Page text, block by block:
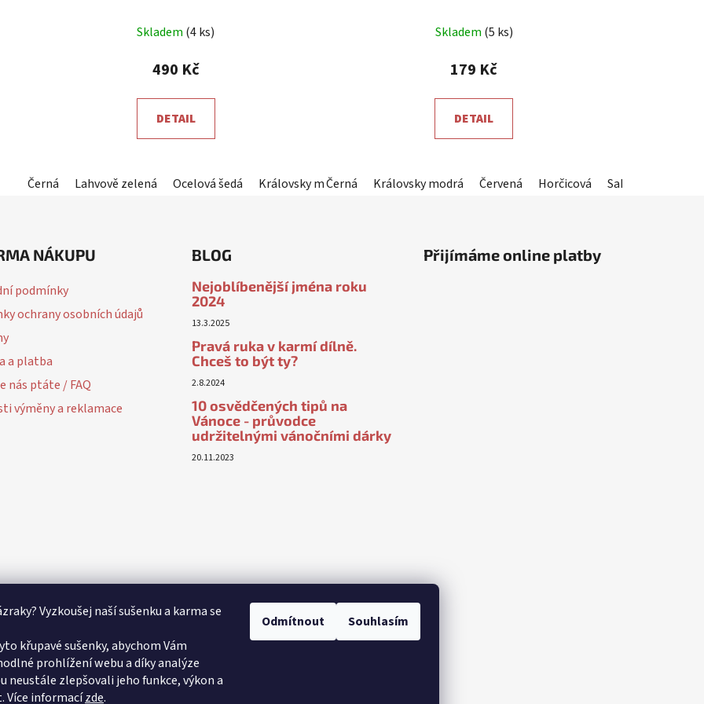
Vyzkoušej naší sušenku a karma se
křupavé sušenky, abychom Vám
prohlížení webu a díky analýze
neustále zlepšovali jeho funkce, výkon a
Více informacízde.
Odmítnout Souhlasím
hodnocení
produktu
5,0
z
Skladem (4 ks)
490 Kč
DETAIL
Černá Lahvově zelená Ocelová šedá Královsky modrá Červená Horčicová Sahara Korálová Fialová
hodnocení
produktu
5,0
z
Skladem (5 ks)
179 Kč
DETAIL
Černá Královsky modrá Červená Horčicová Sahara
NÁKUPU
podmínky
ochrany osobních údajů
a platba
nás ptáte / FAQ
výměny a reklamace
BLOG
Nejoblíbenější jména roku
2024
13.3.2025
Pravá ruka v karmí dílně.
Chceš to být ty?
2.8.2024
10 osvědčených tipů na
Vánoce - průvodce
udržitelnými vánočními dárky
20.11.2023
Přijímáme online platby